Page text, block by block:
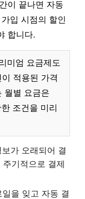
이 끝나면 자동
입 시점의 할인
합니다.
미엄 요금제도
적용된 가격
월별 요금은
조건을 미리
가 오래되어 결
기적으로 결제
을 잊고 자동 결